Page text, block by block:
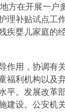
方在开展一户
理补贴试点工
疾婴儿家庭的
作用，协调有
福利机构以及
平。发展改革
建设。公安机